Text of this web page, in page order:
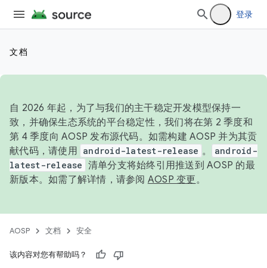
登录
文档
自 2026 年起，为了与我们的主干稳定开发模型保持一
致，并确保生态系统的平台稳定性，我们将在第 2 季度和
第 4 季度向 AOSP 发布源代码。如需构建 AOSP 并为其贡
献代码，请使用 android-latest-release 。
android-
latest-release 清单分支将始终引用推送到 AOSP 的最
新版本。如需了解详情，请参阅 AOSP 变更。
AOSP 文档 安全
该内容对您有帮助吗？